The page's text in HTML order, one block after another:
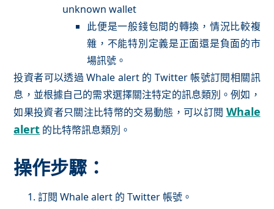
unknown wallet
此便是一般錢包間的轉換，情況比較複
雜，不能特別定義是正面還是負面的市
場訊號。
投資者可以透過 Whale alert 的 Twitter 帳號訂閱相關訊
息，並根據自己的需求選擇關注特定的訊息類別。例如，
如果投資者只關注比特幣的交易動態，可以訂閱 Whale
alert 的比特幣訊息類別。
操作步驟：
訂閱 Whale alert 的 Twitter 帳號。